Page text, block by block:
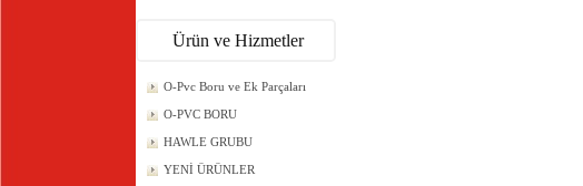
Ürün ve Hizmetler
O-Pvc Boru ve Ek Parçaları
O-PVC BORU
HAWLE GRUBU
YENİ ÜRÜNLER